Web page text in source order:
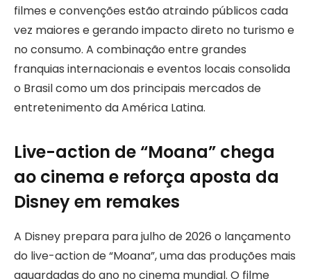
filmes e convenções estão atraindo públicos cada
vez maiores e gerando impacto direto no turismo e
no consumo. A combinação entre grandes
franquias internacionais e eventos locais consolida
o Brasil como um dos principais mercados de
entretenimento da América Latina.
Live-action de “Moana” chega
ao cinema e reforça aposta da
Disney em remakes
A Disney prepara para julho de 2026 o lançamento
do live-action de “Moana”, uma das produções mais
aguardadas do ano no cinema mundial. O filme